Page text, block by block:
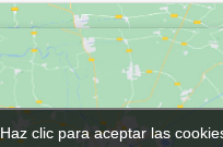
Haz clic para aceptar las
Haz clic para aceptar las